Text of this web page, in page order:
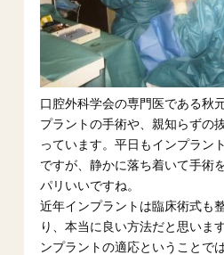
口腔外科学会の専門医である秋
プラントの手術や、親知らずの
っています。平日もインプラン
ですが、静かに落ち着いて手術
パリいいですね。
近年インプラントは臨床術式も
り、本当に良い方法だと思いま
ンプラントの適応ということで